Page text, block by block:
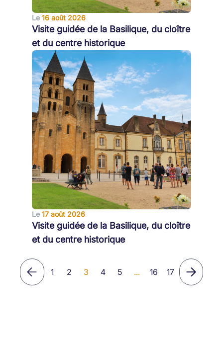
Le 16 août 2026
Visite guidée de la Basilique, du cloître
et du centre historique
Le 17 août 2026
Visite guidée de la Basilique, du cloître
et du centre historique
1 2 3 4 5 ... 16 17